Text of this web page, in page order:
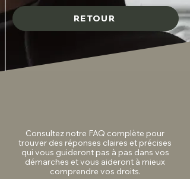
RETOUR
Consultez notre FAQ complète pour
trouver des réponses claires et précises
qui vous guideront pas à pas dans vos
démarches et vous aideront à mieux
comprendre vos droits.